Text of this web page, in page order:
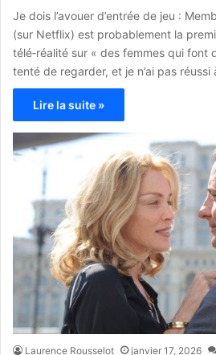
Je dois l’avouer d’entrée de jeu :
(sur Netflix) est probablement la
télé‑réalité sur « des femmes qui font
tenté de regarder, et je n’ai pas
Lire la suite »
Laurence Rousselot janvier 17, 2026